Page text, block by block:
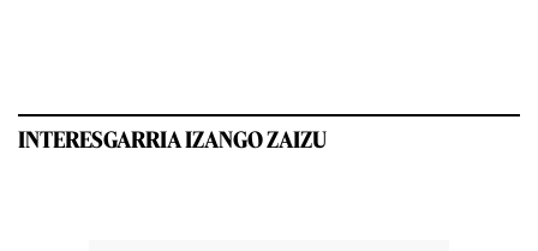
INTERESGARRIA IZANGO ZAIZU